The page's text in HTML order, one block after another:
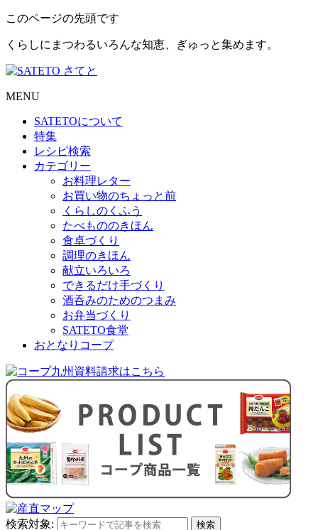
このページの先頭です
くらしにまつわるいろんな知恵、ぎゅっと集めます。
MENU
SATETOについて
特集
レシピ検索
カテゴリー
お料理レター
お買い物のちょっと前
くらしのくふう
たべもののきほん
食卓づくり
調理のきほん
献立いろいろ
できるだけ手づくり
酒呑みのためのつまみ
お弁当づくり
SATETO食堂
おとなりコープ
検索対象: 検索